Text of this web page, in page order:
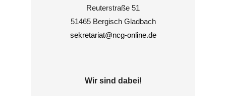
Reuterstraße 51
51465 Bergisch Gladbach
sekretariat@ncg-online.de
Wir sind dabei!